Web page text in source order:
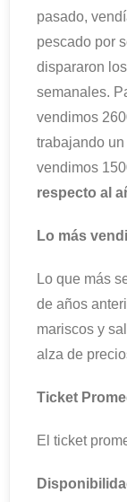
pasado,
pescado por
dispararon
semanales.
vendimos
trabajando
vendimos
respecto al
Lo más
Lo que más
de años
mariscos y
alza de
Ticket
El ticket